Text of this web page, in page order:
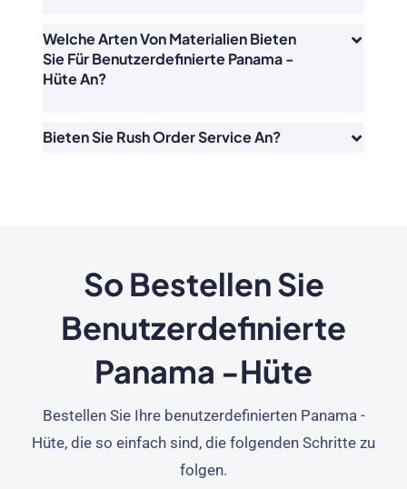
Welche Arten Von Materialien Bieten
Sie Für Benutzerdefinierte Panama -
Hüte An?
Bieten Sie Rush Order Service An?
So Bestellen Sie
Benutzerdefinierte
Panama -Hüte
Bestellen Sie Ihre benutzerdefinierten Panama -
Hüte, die so einfach sind, die folgenden Schritte zu
folgen.